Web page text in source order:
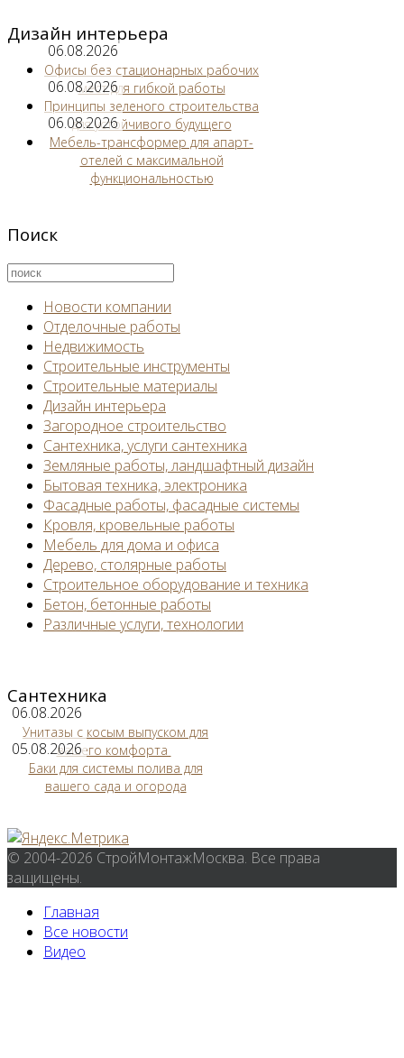
Дизайн интерьера
06.08.2026
Офисы без стационарных рабочих
мест для гибкой работы
06.08.2026
Принципы зеленого строительства
для устойчивого будущего
06.08.2026
Мебель-трансформер для апарт-
отелей с максимальной
функциональностью
Поиск
Новости компании
Отделочные работы
Недвижимость
Строительные инструменты
Строительные материалы
Дизайн интерьера
Загородное строительство
Сантехника, услуги сантехника
Земляные работы, ландшафтный дизайн
Бытовая техника, электроника
Фасадные работы, фасадные системы
Кровля, кровельные работы
Мебель для дома и офиса
Дерево, столярные работы
Строительное оборудование и техника
Бетон, бетонные работы
Различные услуги, технологии
Сантехника
06.08.2026
Унитазы с косым выпуском для
вашего комфорта
05.08.2026
Баки для системы полива для
вашего сада и огорода
© 2004-2026 СтройМонтажМосква. Все права
защищены.
Главная
Все новости
Видео